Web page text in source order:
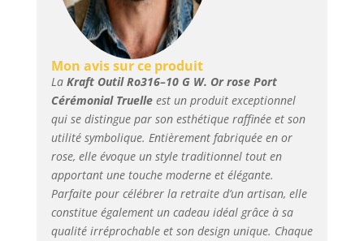
Mon avis sur ce produit
La Kraft Outil Ro316–10 G W. Or rose Port
Cérémonial Truelleest un produit exceptionnel
qui se distingue par son esthétique raffinée et son
utilité symbolique. Entièrement fabriquée en or
rose, elle évoque un style traditionnel tout en
apportant une touche moderne et élégante.
Parfaite pour célébrer la retraite d’un artisan, elle
constitue également un cadeau idéal grâce à sa
qualité irréprochable et son design unique. Chaque